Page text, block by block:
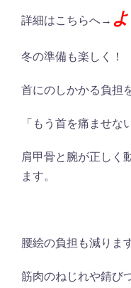
詳細はこちらへ→
冬の準備も楽しく！
首にのしかかる負担
「もう首を痛ませ
肩甲骨と腕が正しく
ます。
腰絵の負担も減ります
筋肉のねじれや錆び